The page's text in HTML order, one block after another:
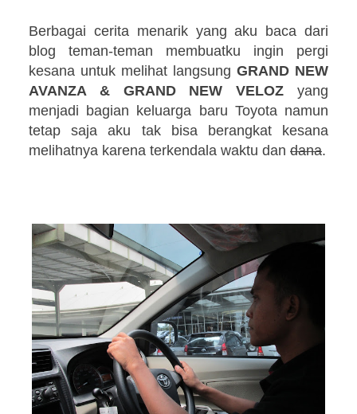
Berbagai cerita menarik yang aku baca dari
blog teman-teman membuatku ingin pergi
kesana untuk melihat langsung GRAND NEW
AVANZA & GRAND NEW VELOZ yang
menjadi bagian keluarga baru Toyota namun
tetap saja aku tak bisa berangkat kesana
melihatnya karena terkendala waktu dan dana.